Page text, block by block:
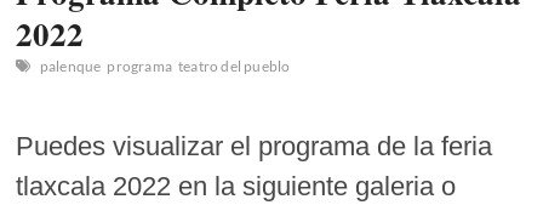
2022
palenque programa teatro del pueblo
Puedes visualizar el programa de la feria
tlaxcala 2022 en la siguiente galeria o